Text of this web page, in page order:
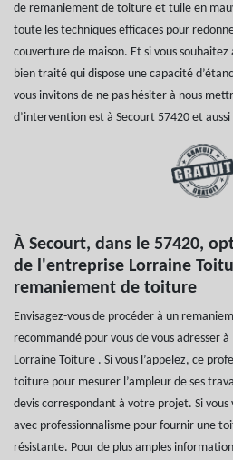
de remaniement de toiture et tuile en
toute les techniques efficaces pour
couverture de maison. Et si vous
bien traité qui dispose une capacité
vous invitons de ne pas hésiter à nous
d’intervention est à Secourt 57420 et aussi
À Secourt, dans le 57420,
de l'entreprise Lorraine
remaniement de toiture
Envisagez-vous de procéder à un
recommandé pour vous de vous adresser
Lorraine Toiture . Si vous l’appelez, ce
toiture pour mesurer l’ampleur de ses
devis correspondant à votre projet. Si
avec professionnalisme pour fournir une
résistante. Pour de plus amples